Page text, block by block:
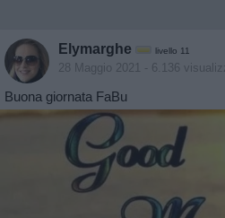
Elymarghe livello 11
28 Maggio 2021 - 6.136
Buona giornata FaBu